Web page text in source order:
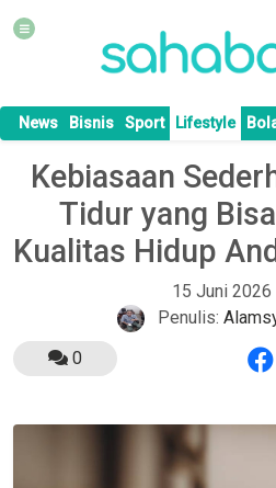
News Bisnis Sport Lifestyle
Kebiasaan
Tidur yang
Kualitas Hidup
15 Juni 2026
Penulis:
0